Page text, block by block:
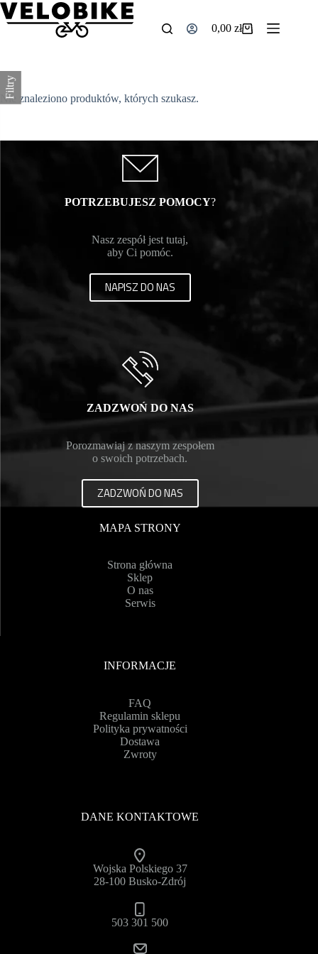
Przejdź
do
Koszyk
0,00zł
Nie znaleziono produktów, których szukasz.
POTRZEBUJESZ POMOCY?
Nasz zespół jest tutaj,
aby Ci pomóc.
NAPISZ DO NAS
ZADZWOŃ DO NAS
Porozmawiaj z naszym zespołem
o swoich potrzebach.
ZADZWOŃ DO NAS
MAPA STRONY
Strona główna
Sklep
O nas
Serwis
INFORMACJE
FAQ
Regulamin sklepu
Polityka prywatności
Dostawa
Zwroty
DANE KONTAKTOWE
Wojska Polskiego 37
28-100 Busko-Zdrój
503 301 500
Filtry